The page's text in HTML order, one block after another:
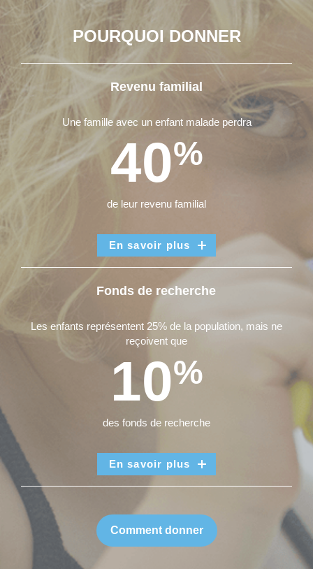
POURQUOI DONNER
Revenu familial
Une famille avec un enfant malade perdra
40%
de leur revenu familial
En savoir plus
Fonds de recherche
Les enfants représentent 25% de la population, mais ne
reçoivent que
10%
des fonds de recherche
En savoir plus
Comment donner